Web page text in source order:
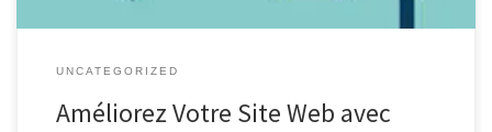
UNCATEGORIZED
Améliorez Votre Site Web avec